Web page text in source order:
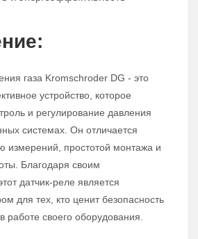
газа Kromschroder DG - это
устройство, которое
и регулирование давления
системах. Он отличается
измерений, простотой монтажа и
Благодаря своим
датчик-реле является
для тех, кто ценит безопасность
работе своего оборудования.